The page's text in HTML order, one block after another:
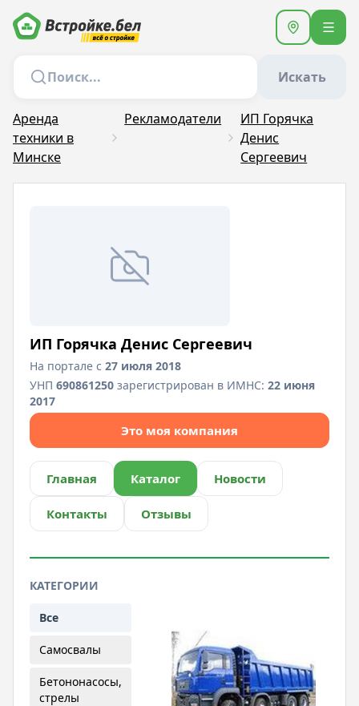
Искать
Аренда
техники в
Минске
Рекламодатели
ИП Горячка
Денис
Сергеевич
ИП Горячка Денис Сергеевич
На портале с 27 июля 2018
УНП 690861250 зарегистрирован в ИМНС: 22 июня
2017
Это моя компания
Главная Каталог Новости
Контакты Отзывы
КАТЕГОРИИ
Все
Самосвалы
Бетононасосы,
стрелы